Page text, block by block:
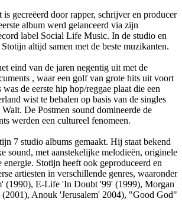
is gecreëerd door rapper, schrijver en producer
album werd gelanceerd via zijn
label Social Life Music. In de studio en
altijd samen met de beste muzikanten.
eind van de jaren negentig uit met de
, waar een golf van grote hits uit voort
de eerste hip hop/reggae plaat die een
wist te behalen op basis van de singles
De Postmen sound domineerde de
werden een cultureel fenomeen.
7 studio albums gemaakt. Hij staat bekend
sound, met aanstekelijke melodieën, originele
energie. Stotijn heeft ook geproduceerd en
artiesten in verschillende genres, waaronder
(1990), E-Life 'In Doubt '99' (1999), Morgan
Anouk 'Jerusalem' 2004), "Good God"